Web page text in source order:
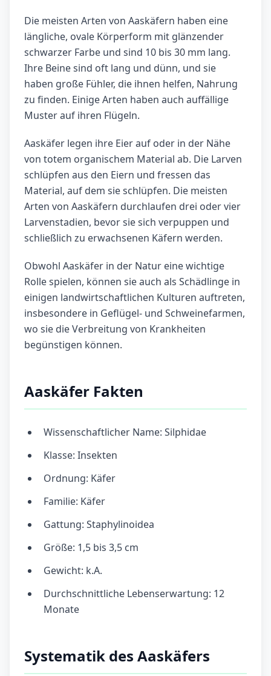
Die meisten Arten von Aaskäfern haben eine
längliche, ovale Körperform mit glänzender
schwarzer Farbe und sind 10 bis 30 mm lang.
Ihre Beine sind oft lang und dünn, und sie
haben große Fühler, die ihnen helfen, Nahrung
zu finden. Einige Arten haben auch auffällige
Muster auf ihren Flügeln.
Aaskäfer legen ihre Eier auf oder in der Nähe
von totem organischem Material ab. Die Larven
schlüpfen aus den Eiern und fressen das
Material, auf dem sie schlüpfen. Die meisten
Arten von Aaskäfern durchlaufen drei oder vier
Larvenstadien, bevor sie sich verpuppen und
schließlich zu erwachsenen Käfern werden.
Obwohl Aaskäfer in der Natur eine wichtige
Rolle spielen, können sie auch als Schädlinge in
einigen landwirtschaftlichen Kulturen auftreten,
insbesondere in Geflügel- und Schweinefarmen,
wo sie die Verbreitung von Krankheiten
begünstigen können.
Aaskäfer Fakten
Wissenschaftlicher Name: Silphidae
Klasse: Insekten
Ordnung: Käfer
Familie: Käfer
Gattung: Staphylinoidea
Größe: 1,5 bis 3,5 cm
Gewicht: k.A.
Durchschnittliche Lebenserwartung: 12
Monate
Systematik des Aaskäfers